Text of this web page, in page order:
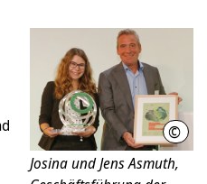
©
Josina und Jens Asmuth,